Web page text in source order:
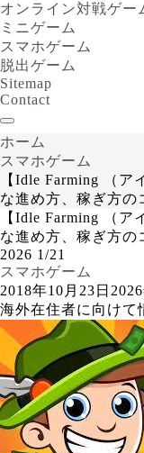
オンライン対戦ゲー
ミニゲーム
スマホゲーム
脱出ゲーム
Sitemap
Contact
ホーム
スマホゲーム
【Idle Farming （
な進め方、稼ぎ方の
【Idle Farming （
な進め方、稼ぎ方の
2026 1/21
スマホゲーム
2018年10月23日
海外在住者に向けて